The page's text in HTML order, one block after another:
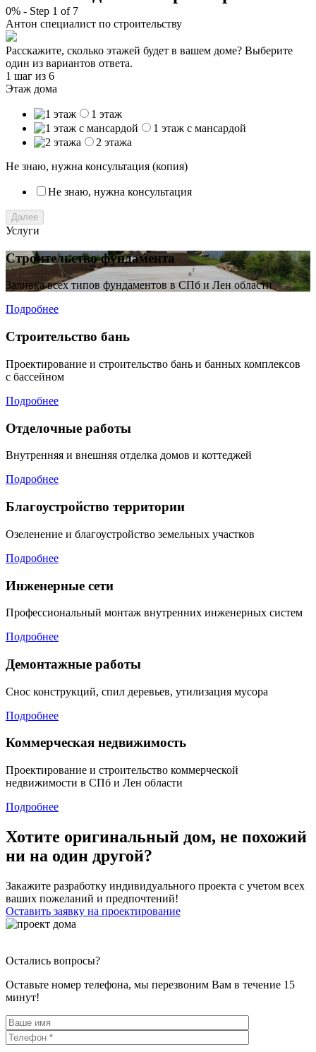
0% - Step 1 of 7
Антон специалист по строительству
Расскажите, сколько этажей будет в вашем доме? Выберите
один из вариантов ответа.
1 шаг из 6
Этаж дома
1 этаж
1 этаж с мансардой
2 этажа
Не знаю, нужна консультация (копия)
Не знаю, нужна консультация
Далее
Услуги
Строительство фундамента
Заливка всех типов фундаментов в СПб и Лен области
Подробнее
Строительство бань
Проектирование и строительство бань и банных комплексов
с бассейном
Подробнее
Отделочные работы
Внутренняя и внешняя отделка домов и коттеджей
Подробнее
Благоустройство территории
Озеленение и благоустройство земельных участков
Подробнее
Инженерные сети
Профессиональный монтаж внутренних инженерных систем
Подробнее
Демонтажные работы
Снос конструкций, спил деревьев, утилизация мусора
Подробнее
Коммерческая недвижимость
Проектирование и строительство коммерческой
недвижимости в СПб и Лен области
Подробнее
Хотите оригинальный дом, не похожий
ни на один другой?
Закажите разработку индивидуального проекта с учетом всех
ваших пожеланий и предпочтений!
Оставить заявку на проектирование
Остались вопросы?
Оставьте номер телефона, мы перезвоним Вам в течение 15
минут!